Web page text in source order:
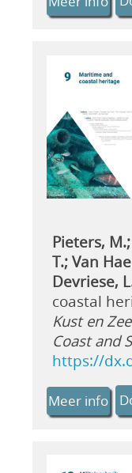
Pieters,
T.; Van
Devriese,
coastal
Kust en
Coast and
https://
Meer info